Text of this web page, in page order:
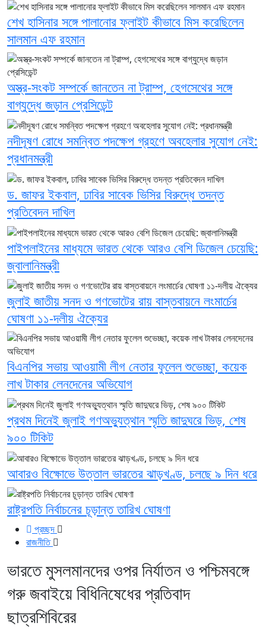
প্রচ্ছদ
রাজনীতি
ভারতে মুসলমানদের ওপর নির্যাতন ও পশ্চিমবঙ্গে
গরু জবাইয়ে বিধিনিষেধের প্রতিবাদ
ছাত্রশিবিরের
শেখ হাসিনার সঙ্গে পালানোর ফ্লাইট কীভাবে মিস করেছিলেন
সালমান এফ রহমান
অস্ত্র-সংকট সম্পর্কে জানতেন না ট্রাম্প, হেগসেথের সঙ্গে
বাগ্‌যুদ্ধে জড়ান প্রেসিডেন্ট
নদীদূষণ রোধে সমন্বিত পদক্ষেপ গ্রহণে অবহেলার সুযোগ নেই:
প্রধানমন্ত্রী
ড. জাফর ইকবাল, ঢাবির সাবেক ভিসির বিরুদ্ধে তদন্ত
প্রতিবেদন দাখিল
পাইপলাইনের মাধ্যমে ভারত থেকে আরও বেশি ডিজেল চেয়েছি:
জ্বালানিমন্ত্রী
জুলাই জাতীয় সনদ ও গণভোটের রায় বাস্তবায়নে লংমার্চের
ঘোষণা ১১-দলীয় ঐক্যের
বিএনপির সভায় আওয়ামী লীগ নেতার ফুলেল শুভেচ্ছা, কয়েক
লাখ টাকার লেনদেনের অভিযোগ
প্রথম দিনেই জুলাই গণঅভ্যুত্থান স্মৃতি জাদুঘরে ভিড়, শেষ
৯০০ টিকিট
আবারও বিক্ষোভে উত্তাল ভারতের ঝাড়খণ্ড, চলছে ৯ দিন ধরে
রাষ্ট্রপতি নির্বাচনের চূড়ান্ত তারিখ ঘোষণা